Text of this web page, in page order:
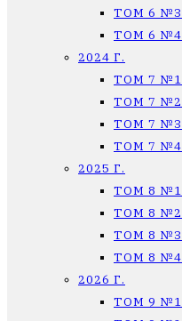
ТОМ 6 №3
ТОМ 6 №4
2024 Г.
ТОМ 7 №1
ТОМ 7 №2
ТОМ 7 №3
ТОМ 7 №4
2025 Г.
ТОМ 8 №1
ТОМ 8 №2
ТОМ 8 №3
ТОМ 8 №4
2026 Г.
ТОМ 9 №1